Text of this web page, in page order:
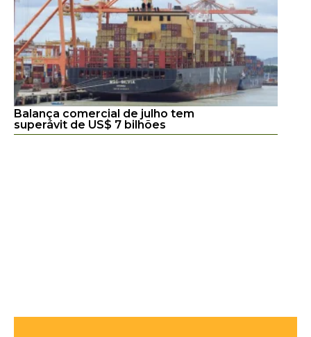
Balança comercial de julho tem
superávit de US$ 7 bilhões